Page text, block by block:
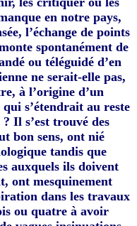
en notre pays,
l’échange de points
spontanément de
ou téléguidé d’en
ne serait-elle pas,
à l’origine d’un
s’étendrait au reste
Il s’est trouvé des
bon sens, ont nié
tandis que
auxquels ils doivent
ont mesquinement
dans les travaux
ou quatre à avoir